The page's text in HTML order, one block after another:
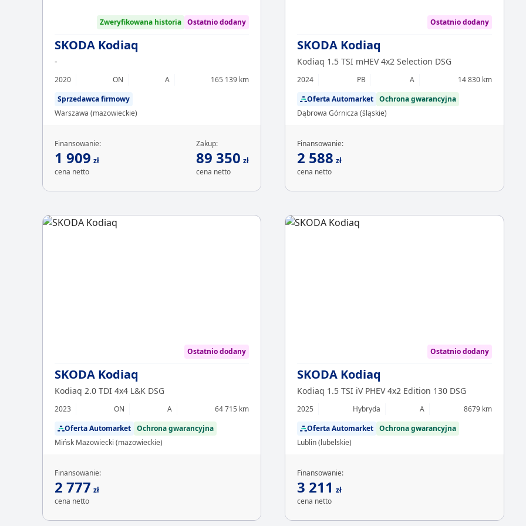
Zweryfikowana historia Ostatnio dodany
SKODA Kodiaq
-
2020 ON A
165 139 km
Sprzedawca firmowy
Warszawa (mazowieckie)
Finansowanie:
1 909 zł
cena netto
Zakup:
89 350 zł
cena netto
Ostatnio dodany
SKODA Kodiaq
Kodiaq 1.5 TSI mHEV 4x2 Selection DSG
2024 PB A
14 830 km
Oferta Automarket
Ochrona gwarancyjna
Dąbrowa Górnicza (śląskie)
Finansowanie:
2 588 zł
cena netto
Ostatnio dodany
SKODA Kodiaq
Kodiaq 2.0 TDI 4x4 L&K DSG
2023 ON A
64 715 km
Oferta Automarket Ochrona gwarancyjna
Mińsk Mazowiecki (mazowieckie)
Finansowanie:
2 777 zł
cena netto
Ostatnio dodany
SKODA Kodiaq
Kodiaq 1.5 TSI iV PHEV 4x2 Edition 130 DSG
2025 Hybryda A
8679 km
Oferta Automarket
Ochrona gwarancyjna
Lublin (lubelskie)
Finansowanie:
3 211 zł
cena netto